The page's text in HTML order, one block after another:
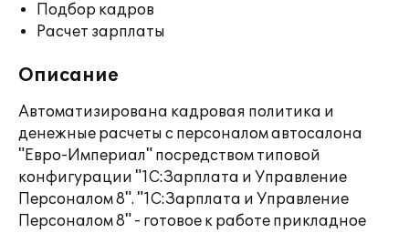
Подбор кадров
Расчет зарплаты
Описание
Автоматизирована кадровая политика и
денежные расчеты с персоналом автосалона
"Евро-Империал" посредством типовой
конфигурации "1С:Зарплата и Управление
Персоналом 8". "1С:Зарплата и Управление
Персоналом 8" - готовое к работе прикладное